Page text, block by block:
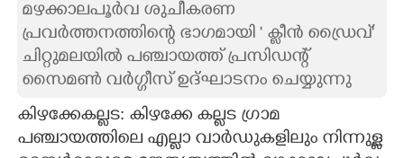
ASTRO
CARTOONS
LITERATURE
മഴക്കാലപൂർവ ശുചീകരണ
പ്രവർത്തനത്തിന്റെ ഭാഗമായി ' ക്ലീൻ ഡ്രൈവ്'
ചിറ്റുമലയിൽ പഞ്ചായത്ത് പ്രസിഡന്റ്
സൈമൺ വർഗ്ഗീസ് ഉദ്ഘാടനം ചെയ്യുന്നു
കിഴക്കേകല്ലട: കിഴക്കേ കല്ലട ഗ്രാമ
പഞ്ചായത്തിലെ എല്ലാ വാർഡുകളിലും നിന്നുള്ള